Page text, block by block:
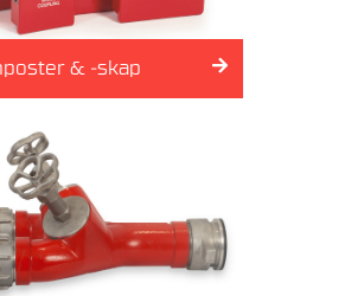
& -skap